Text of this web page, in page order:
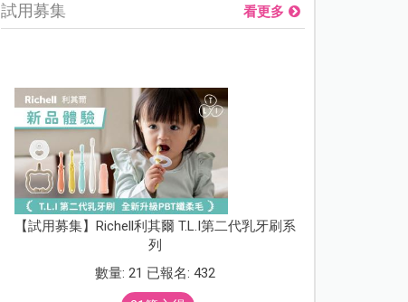
試用募集 看更多
【試用募集】Richell利其爾 T.L.I第二代乳牙刷系
列
數量: 21 已報名: 432